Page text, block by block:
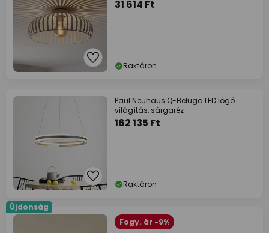
31 614 Ft
Raktáron
Paul Neuhaus Q-Beluga LED lógó
világítás, sárgaréz
162 135 Ft
Raktáron
Újdonság
Fogy. ár -9%